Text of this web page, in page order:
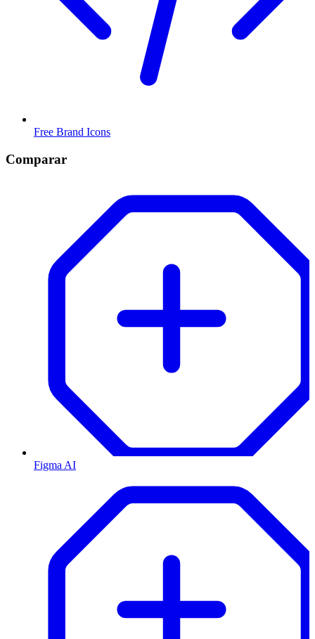
Free Brand Icons
Comparar
Figma AI